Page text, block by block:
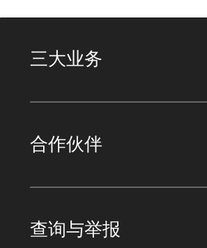
三大业务
合作伙伴
查询与举报